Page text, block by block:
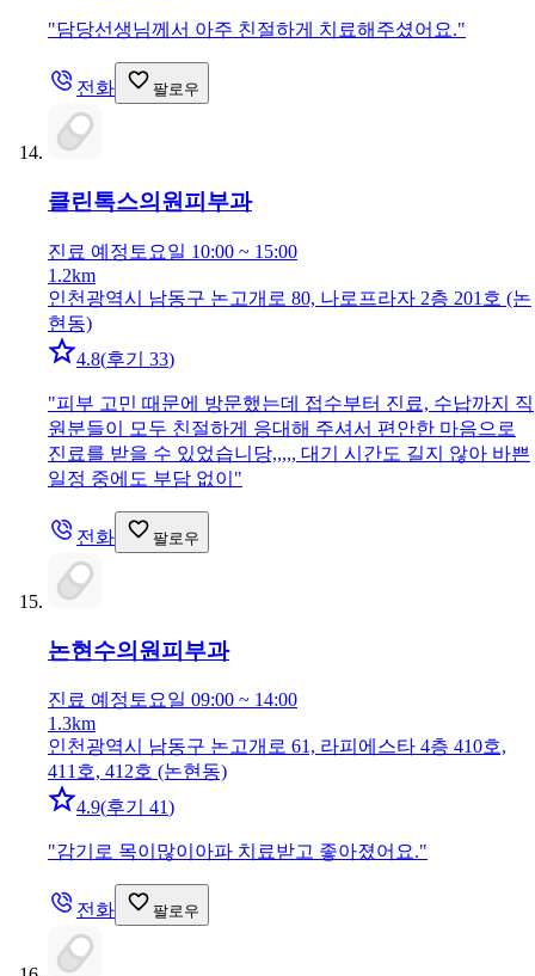
"담당선생님께서 아주 친절하게 치료해주셨어요."
전화 팔로우
클린톡스의원 피부과
진료 예정 토요일 10:00 ~ 15:00
1.2km
인천광역시 남동구 논고개로 80, 나로프라자 2층 201호 (논
현동)
4.8(후기 33)
"피부 고민 때문에 방문했는데 접수부터 진료, 수납까지 직
원분들이 모두 친절하게 응대해 주셔서 편안한 마음으로
진료를 받을 수 있었습니당,,,,, 대기 시간도 길지 않아 바쁜
일정 중에도 부담 없이 "
전화 팔로우
논현수의원 피부과
진료 예정 토요일 09:00 ~ 14:00
1.3km
인천광역시 남동구 논고개로 61, 라피에스타 4층 410호,
411호, 412호 (논현동)
4.9(후기 41)
"감기로 목이많이아파 치료받고 좋아졌어요."
전화 팔로우